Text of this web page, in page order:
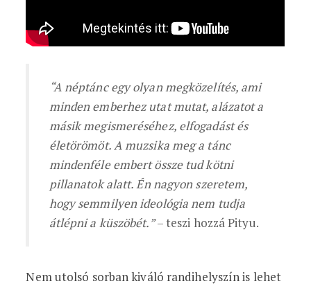
“A néptánc egy olyan megközelítés, ami
minden emberhez utat mutat, alázatot a
másik megismeréséhez, elfogadást és
életörömöt. A muzsika meg a tánc
mindenféle embert össze tud kötni
pillanatok alatt. Én nagyon szeretem,
hogy semmilyen ideológia nem tudja
átlépni a küszöbét.”– teszi hozzá Pityu.
Nem utolsó sorban kiváló randihelyszín is lehet